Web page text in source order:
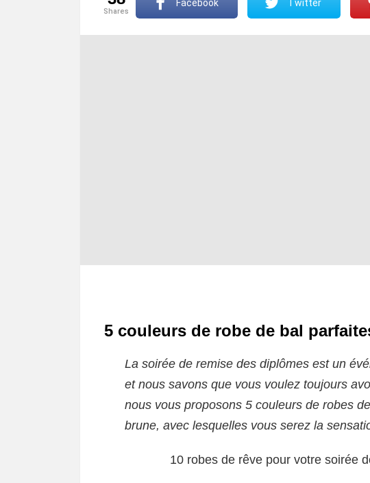
shares
Facebook Twitter
5 couleurs de robe de bal
La soirée de remise des diplômes est un
et nous savons que vous voulez toujours
nous vous proposons 5 couleurs de robes
brune, avec lesquelles vous serez la
10 robes de rêve pour votre soirée